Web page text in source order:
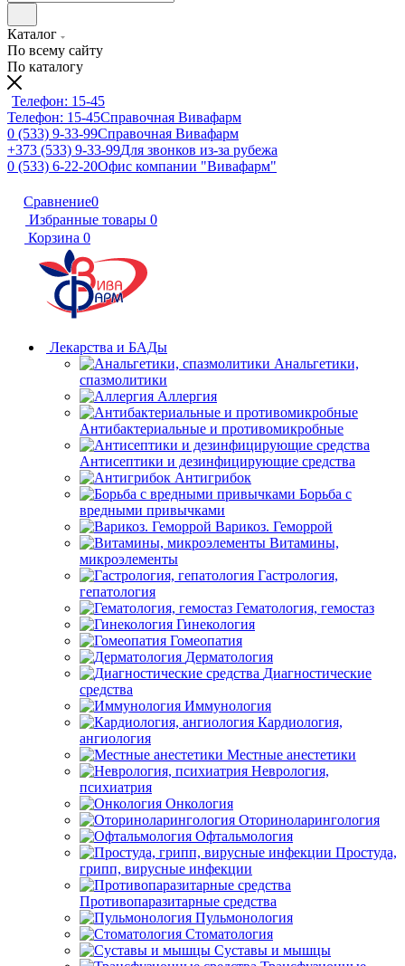
Каталог
По всему сайту
По каталогу
Телефон: 15-45
Телефон: 15-45Справочная Вивафарм
0 (533) 9-33-99Справочная Вивафарм
+373 (533) 9-33-99Для звонков из-за рубежа
0 (533) 6-22-20Офис компании "Вивафарм"
Сравнение0
Избранные товары 0
Корзина 0
Лекарства и БАДы
Анальгетики,
спазмолитики
Аллергия
Антибактериальные и противомикробные
Антисептики и дезинфицирующие средства
Антигрибок
Борьба с
вредными привычками
Варикоз. Геморрой
Витамины,
микроэлементы
Гастрология,
гепатология
Гематология, гемостаз
Гинекология
Гомеопатия
Дерматология
Диагностические
средства
Иммунология
Кардиология,
ангиология
Местные анестетики
Неврология,
психиатрия
Онкология
Оториноларингология
Офтальмология
Простуда,
грипп, вирусные инфекции
Противопаразитарные средства
Пульмонология
Стоматология
Суставы и мышцы